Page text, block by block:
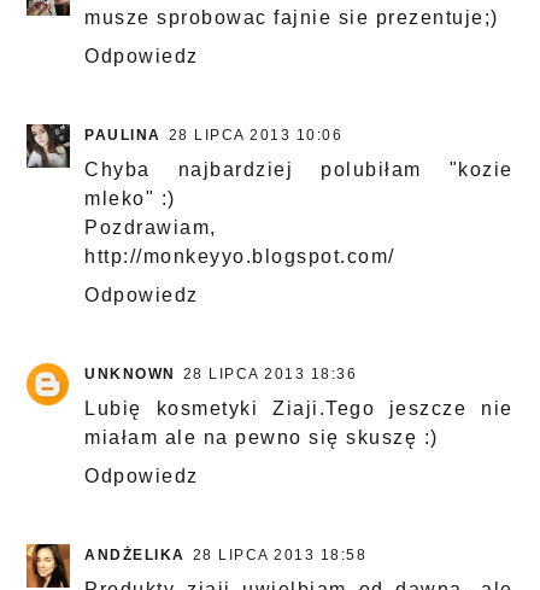
musze sprobowac fajnie sie prezentuje;)
Odpowiedz
PAULINA 28 LIPCA 2013 10:06
Chyba najbardziej polubiłam "kozie
mleko" :)
Pozdrawiam,
http://monkeyyo.blogspot.com/
Odpowiedz
UNKNOWN 28 LIPCA 2013 18:36
Lubię kosmetyki Ziaji.Tego jeszcze nie
miałam ale na pewno się skuszę :)
Odpowiedz
ANDŻELIKA 28 LIPCA 2013 18:58